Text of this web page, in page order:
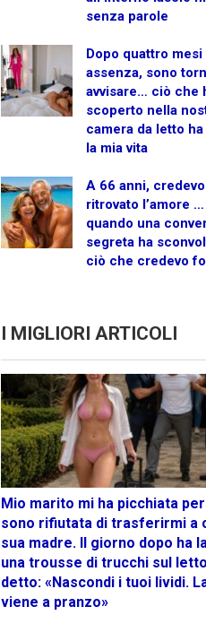
senza parole
Dopo quattro mesi
assenza, sono
avvisare… ciò che
scoperto nella
camera da letto
la mia vita
A 66 anni,
ritrovato l’amore
quando una
segreta ha
ciò che credevo
I MIGLIORI ARTICOLI
Mio marito mi ha picchiata
sono rifiutata di trasferirmi a
sua madre. Il giorno dopo ha
una trousse di trucchi sul
detto: «Nascondi i tuoi lividi.
viene a pranzo»